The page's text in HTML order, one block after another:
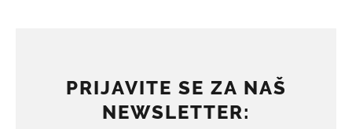
PRIJAVITE SE ZA NAŠ
NEWSLETTER: